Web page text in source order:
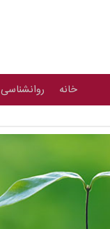
خانه روانشناسی